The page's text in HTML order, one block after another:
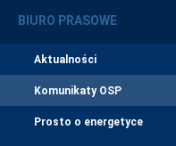
BIURO PRASOWE
Aktualności
Komunikaty OSP
Prosto o energetyce